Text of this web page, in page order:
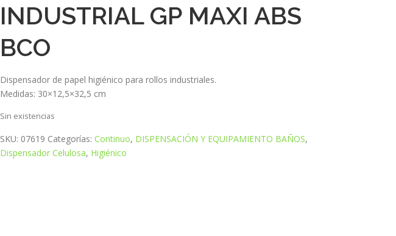
INDUSTRIAL GP MAXI ABS
BCO
Dispensador de papel higiénico para rollos industriales.
Medidas: 30×12,5×32,5 cm
Sin existencias
SKU: 07619 Categorías:Continuo, DISPENSACIÓN Y EQUIPAMIENTO BAÑOS,
Dispensador Celulosa, Higiénico